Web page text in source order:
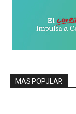
MAS POPULAR